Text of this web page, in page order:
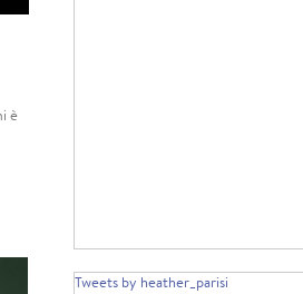
è
Tweets by heather_parisi